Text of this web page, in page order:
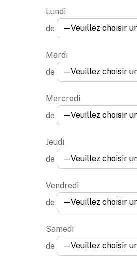
Lundi
de
Mardi
de
Mercredi
de
Jeudi
de
Vendredi
de
Samedi
de